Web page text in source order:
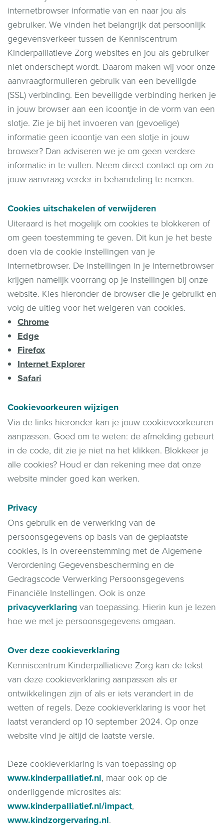
internetbrowser informatie van en naar jou als
gebruiker. We vinden het belangrijk dat persoonlijk
gegevensverkeer tussen de Kenniscentrum
Kinderpalliatieve Zorg websites en jou als gebruiker
niet onderschept wordt. Daarom maken wij voor onze
aanvraagformulieren gebruik van een beveiligde
(SSL) verbinding. Een beveiligde verbinding herken je
in jouw browser aan een icoontje in de vorm van een
slotje. Zie je bij het invoeren van (gevoelige)
informatie geen icoontje van een slotje in jouw
browser? Dan adviseren we je om geen verdere
informatie in te vullen. Neem direct contact op om zo
jouw aanvraag verder in behandeling te nemen.
Cookies uitschakelen of verwijderen
Uiteraard is het mogelijk om cookies te blokkeren of
om geen toestemming te geven. Dit kun je het beste
doen via de cookie instellingen van je
internetbrowser. De instellingen in je internetbrowser
krijgen namelijk voorrang op je instellingen bij onze
website. Kies hieronder de browser die je gebruikt en
volg de uitleg voor het weigeren van cookies.
Chrome
Edge
Firefox
Internet Explorer
Safari
Cookievoorkeuren wijzigen
Via de links hieronder kan je jouw cookievoorkeuren
aanpassen. Goed om te weten: de afmelding gebeurt
in de code, dit zie je niet na het klikken. Blokkeer je
alle cookies? Houd er dan rekening mee dat onze
website minder goed kan werken.
Privacy
Ons gebruik en de verwerking van de
persoonsgegevens op basis van de geplaatste
cookies, is in overeenstemming met de Algemene
Verordening Gegevensbescherming en de
Gedragscode Verwerking Persoonsgegevens
Financiële Instellingen. Ook is onze
privacyverklaringvan toepassing. Hierin kun je lezen
hoe we met je persoonsgegevens omgaan.
Over deze cookieverklaring
Kenniscentrum Kinderpalliatieve Zorg kan de tekst
van deze cookieverklaring aanpassen als er
ontwikkelingen zijn of als er iets verandert in de
wetten of regels. Deze cookieverklaring is voor het
laatst veranderd op 10 september 2024. Op onze
website vind je altijd de laatste versie.
Deze cookieverklaring is van toepassing op
www.kinderpalliatief.nl, maar ook op de
onderliggende microsites als:
www.kinderpalliatief.nl/impact,
www.kindzorgervaring.nl.